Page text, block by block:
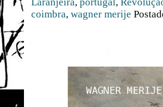
coimbra, wagner merije